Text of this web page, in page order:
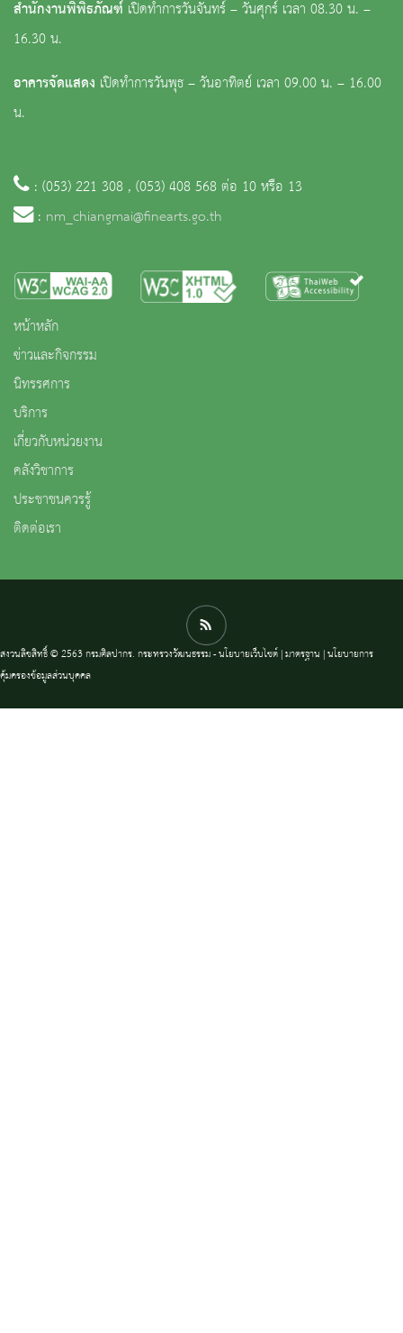
สำนักงานพิพิธภัณฑ์ เปิดทำการวันจันทร์ – วันศุกร์ เวลา 08.30 น. –
16.30 น.
อาคารจัดแสดง เปิดทำการวันพุธ – วันอาทิตย์ เวลา 09.00 น. – 16.00
น.
: (053) 221 308 , (053) 408 568 ต่อ 10 หรือ 13
: nm_chiangmai@finearts.go.th
หน้าหลัก
ข่าวและกิจกรรม
นิทรรศการ
บริการ
เกี่ยวกับหน่วยงาน
คลังวิชาการ
ประชาชนควรรู้
ติดต่อเรา
สงวนลิขสิทธิ์ © 2563 กรมศิลปากร. กระทรวงวัฒนธรรม -นโยบายเว็บไซต์|มาตรฐาน |นโยบายการ
คุ้มครองข้อมูลส่วนบุคคล